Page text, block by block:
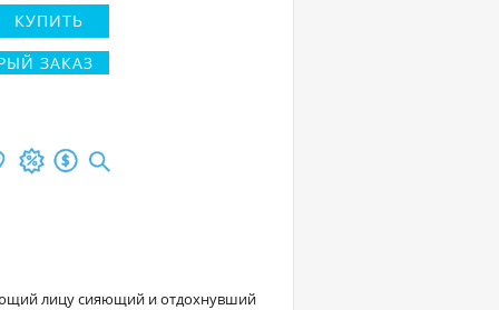
КУПИТЬ
ЗАКАЗ
лицу сияющий и отдохнувший